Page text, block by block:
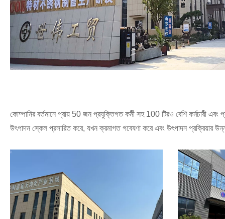
কোম্পানির বর্তমানে প্রায় 50 জন প্রযুক্তিগত কর্মী সহ 100 টিরও বেশি কর্মচারী এবং
উৎপাদন স্কেল প্রসারিত করে, যখন ক্রমাগত গবেষণা করে এবং উৎপাদন প্রক্রিয়ার